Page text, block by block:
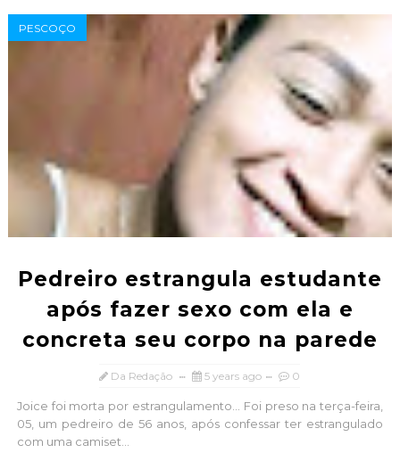
PESCOÇO
Pedreiro estrangula estudante
após fazer sexo com ela e
concreta seu corpo na parede
Da Redação 5 years ago 0
Joice foi morta por estrangulamento... Foi preso na terça-feira,
05, um pedreiro de 56 anos, após confessar ter estrangulado
com uma camiset...